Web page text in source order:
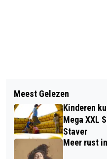
OPSTARTDAGEN
VAN DE RGO
BRILJANTEN
SCHULZ
Meest Gelezen
Kinderen
Mega XXL
Staver
Meer rust